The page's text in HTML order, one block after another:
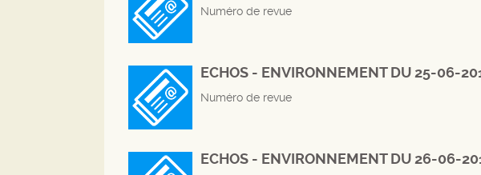
Numéro de revue
ECHOS - ENVIRONNEMENT DU 25-06-
Numéro de revue
ECHOS - ENVIRONNEMENT DU 26-06-